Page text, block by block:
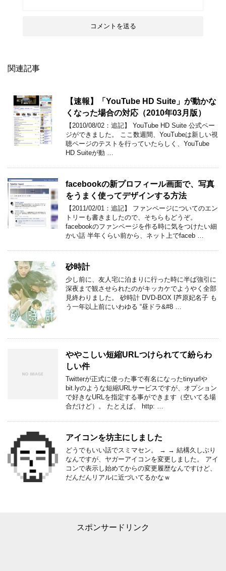
関連記事
【速報】「YouTube HD Suite」が動かな
くなった場合の対応（2010年03月版）
【2010/08/02：追記】 YouTube HD Suite 公式ペー
ジができました。 ここ数週間、YouTubeは新しい視
聴ページのテストを行っていたらしく、YouTube
HD Suiteが動 …
facebookの新プロフィール画面で、写真
をうまく使ってデザインする方法
【2011/02/01：追記】 ファンページについてのエン
トリーも書きましたので、そちらもどうぞ。
facebookのファンページを作る時に気をつけたい細
かい話 半年くらい前から、ネット上でfaceb …
砂時計
少し前に、友人宅に泊まりに行った時に半ば強引に
深夜まで観させられたのがキッカケでようやく全部
見終わりました。 砂時計 DVD-BOX I芦原妃名子 も
う一年以上前にいわゆる “昼ドラ&#8 …
ややこしい短縮URLつけられてて紛らわ
しい件
Twitterが正式に使った事で有名になったtinyurlや
bit.lyのような短縮URLサービスですが、オプション
で好きなURLを指定する事ができます（空いてる場
合だけど）。 たとえば、 http: …
アイコンを坊主にしました
どうでもいい話でスミマセン。 → → 結構久しぶり
なんですが、ヤガーアイコンを変更しました。 アイ
コンで表示し始めてからの変更履歴なんですけど、
だんだんリアルに近づいてるかなｗ
スポンサードリンク